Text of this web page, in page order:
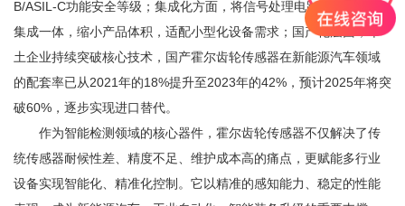
B/ASIL-C功能安全等级；集成化方面，将信号处理电路与
霍尔元件
集成一体，缩小产品体积，适配小型化设备需求；国产化层面，本
土企业持续突破核心技术，国产霍尔齿轮传感器在新能源汽车领域
的配套率已从2021年的18%提升至2023年的42%，预计2025年将突
破60%，逐步实现进口替代。
作为智能检测领域的核心器件，霍尔齿轮传感器不仅解决了传
统传感器耐候性差、精度不足、维护成本高的痛点，更赋能多行业
设备实现智能化、精准化控制。它以精准的感知能力、稳定的性能